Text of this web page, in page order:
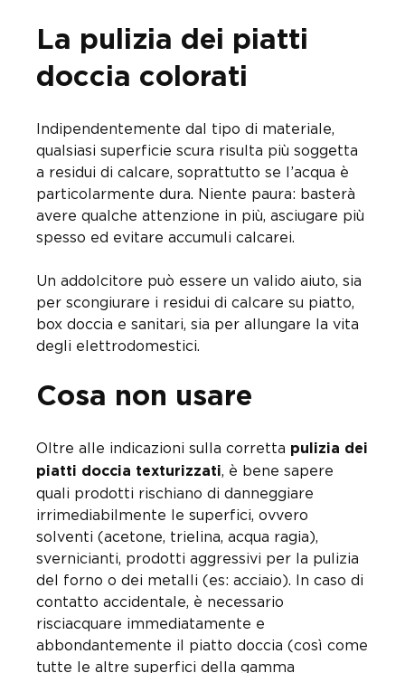
La pulizia dei piatti
doccia colorati
Indipendentemente dal tipo di materiale,
qualsiasi superficie scura risulta più soggetta
a residui di calcare, soprattutto se l’acqua è
particolarmente dura. Niente paura: basterà
avere qualche attenzione in più, asciugare più
spesso ed evitare accumuli calcarei.
Un addolcitore può essere un valido aiuto, sia
per scongiurare i residui di calcare su piatto,
box doccia e sanitari, sia per allungare la vita
degli elettrodomestici.
Cosa non usare
Oltre alle indicazioni sulla corretta pulizia dei
piatti doccia texturizzati, è bene sapere
quali prodotti rischiano di danneggiare
irrimediabilmente le superfici, ovvero
solventi (acetone, trielina, acqua ragia),
svernicianti, prodotti aggressivi per la pulizia
del forno o dei metalli (es: acciaio). In caso di
contatto accidentale, è necessario
risciacquare immediatamente e
abbondantemente il piatto doccia (così come
tutte le altre superfici della gamma